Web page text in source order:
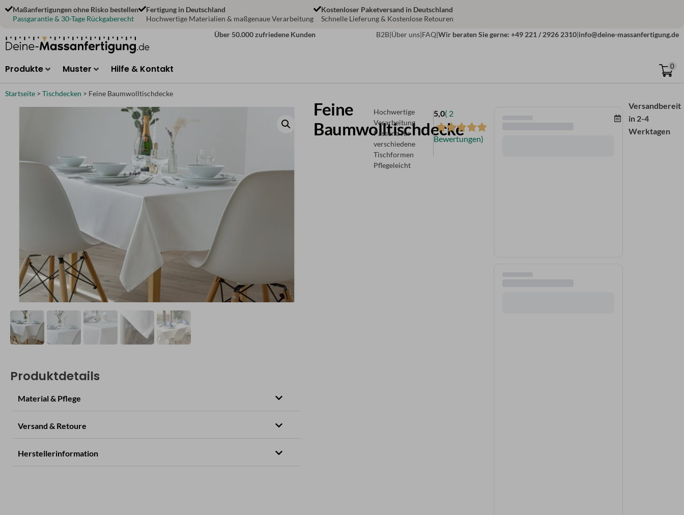
Zum
Inhalt
Maßanfertigungen ohne Risko bestellen
Passgarantie & 30-Tage Rückgaberecht
Fertigung in Deutschland
Hochwertige Materialien & maßgenaue Verarbeitung
Kostenloser Paketversand in Deutschland
Schnelle Lieferung & Kostenlose Retouren
Über 50.000 zufriedene Kunden
B2B|Über uns|FAQ|Wir beraten Sie gerne: +49 221 / 2926 2310|info@deine-massanfertigung.de
Produkte Muster Hilfe & Kontakt 0
Startseite > Tischdecken > Feine Baumwolltischdecke
Feine
Baumwolltischdecke
Hochwertige
Verarbeitung
Passend für
verschiedene
Tischformen
Pflegeleicht
5,0( 2
Bewertungen)
Versandbereit
in 2-4
Werktagen
Produktdetails
Material & Pflege
Versand & Retoure
Herstellerinformation